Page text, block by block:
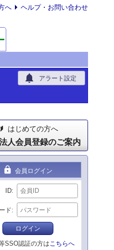
へ ヘルプ・お問い合わせ
notifications アラート設定
はじめての方へ
人会員登録のご案内
lock 会員ログイン
ID
ド
ログイン
SSO認証の方はこちらへ